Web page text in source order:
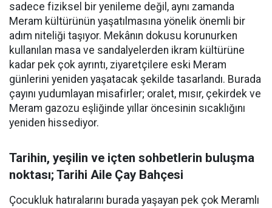
sadece fiziksel bir yenileme değil, aynı zamanda
Meram kültürünün yaşatılmasına yönelik önemli bir
adım niteliği taşıyor. Mekânın dokusu korunurken
kullanılan masa ve sandalyelerden ikram kültürüne
kadar pek çok ayrıntı, ziyaretçilere eski Meram
günlerini yeniden yaşatacak şekilde tasarlandı. Burada
çayını yudumlayan misafirler; oralet, mısır, çekirdek ve
Meram gazozu eşliğinde yıllar öncesinin sıcaklığını
yeniden hissediyor.
Tarihin, yeşilin ve içten sohbetlerin buluşma
noktası; Tarihi Aile Çay Bahçesi
Çocukluk hatıralarını burada yaşayan pek çok Meramlı